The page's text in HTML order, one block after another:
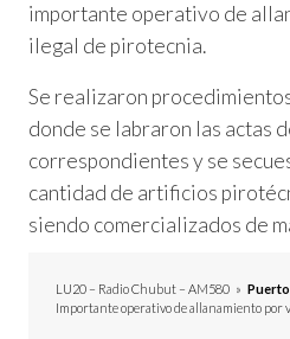
importante operativo de
ilegal de pirotecnia.
Se realizaron
donde se labraron las actas
correspondientes y se
cantidad de artificios
siendo comercializados de
LU20 – Radio Chubut – AM580 »
Importante operativo de allanamiento por